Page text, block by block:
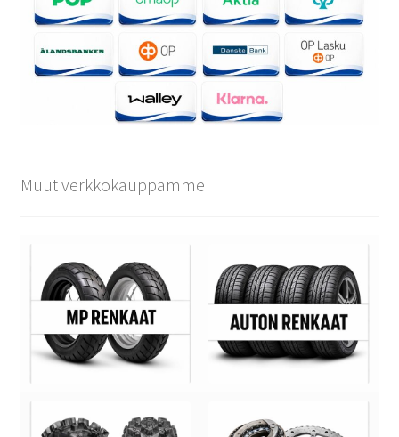
Muut verkkokauppamme